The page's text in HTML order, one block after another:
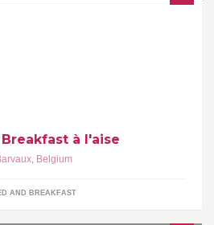
à l'aise
, Belgium
AND BREAKFAST